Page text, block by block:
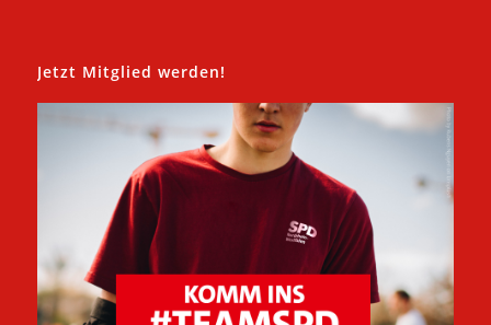
Jetzt Mitglied werden!